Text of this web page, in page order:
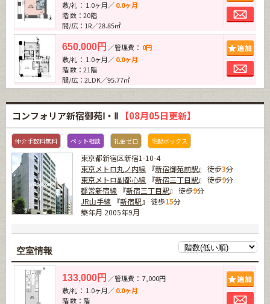
敷/礼： 1.0ヶ月／0.0ヶ月
階 数：20階
間/広：1R／28.85㎡
650,000円 ／管理費： 0円
敷/礼： 1.0ヶ月／0.0ヶ月
階 数：21階
間/広：2LDK／95.77㎡
コンフォリア新宿御苑Ⅰ・Ⅱ 【08月05日更新】
仲介手数料無料 ペット相談 礼金ゼロ 宅配ボックス
東京都新宿区新宿1-10-4
東京メトロ丸ノ内線 『新宿御苑前駅』 徒歩3分
東京メトロ副都心線 『新宿三丁目駅』 徒歩9分
都営新宿線 『新宿三丁目駅』 徒歩9分
JR山手線 『新宿駅』 徒歩15分
築年月 2005年9月
空室情報
133,000円 ／管理費： 7,000円
敷/礼： 1.0ヶ月／0.0ヶ月
階 数：階